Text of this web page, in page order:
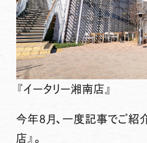
『イータリー湘南店』
今年8月、一度記事でご紹
店』。